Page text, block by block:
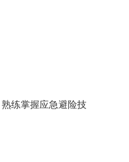
练掌握应急避险技